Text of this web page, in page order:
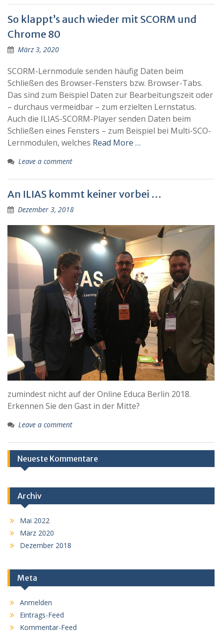
So klappt’s auch wieder mit SCORM und
Chrome 80
März 3, 2020
SCORM-Lernmodule senden häufig Daten beim
Schließen des Browser-Fensters bzw. Browser-Tabs.
Das sind zum Beispiel Daten zur Bearbeitungszeit oder
– durchaus vermeidbar – zum erzielten Lernstatus.
Auch die ILIAS-SCORM-Player senden Daten beim
Schließen eines Fensters – zum Beispiel bei Multi-SCO-
Lernmodulen, welches Read More …
Leave a comment
An ILIAS kommt keiner vorbei …
Dezember 3, 2018
zumindest nicht auf der Online Educa Berlin 2018.
Erkennen Sie den Gast in der Mitte?
Leave a comment
Neueste Kommentare
Archiv
Mai 2022
März 2020
Dezember 2018
Meta
Anmelden
Eintrags-Feed
Kommentar-Feed